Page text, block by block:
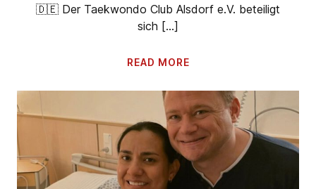
🇩🇪 Der Taekwondo Club Alsdorf e.V. beteiligt
sich […]
READ MORE